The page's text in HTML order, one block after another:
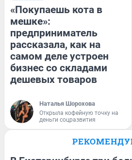
«Покупаешь кота в
мешке»:
предприниматель
рассказала, как на
самом деле устроен
бизнес со складами
дешевых товаров
Наталья Шорохова
Открыла кофейную точку на
деньги соцразвития